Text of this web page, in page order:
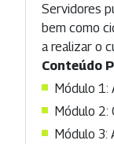
Servidores
bem como
a realizar o
Conteúdo
Módulo 1:
Módulo 2:
Módulo 3: